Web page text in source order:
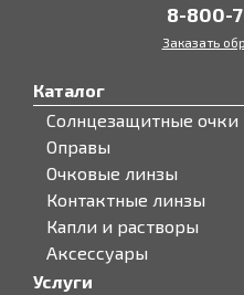
8-800-
Заказать
Каталог
Солнцезащитные очки
Оправы
Очковые линзы
Контактные линзы
Капли и растворы
Аксессуары
Услуги